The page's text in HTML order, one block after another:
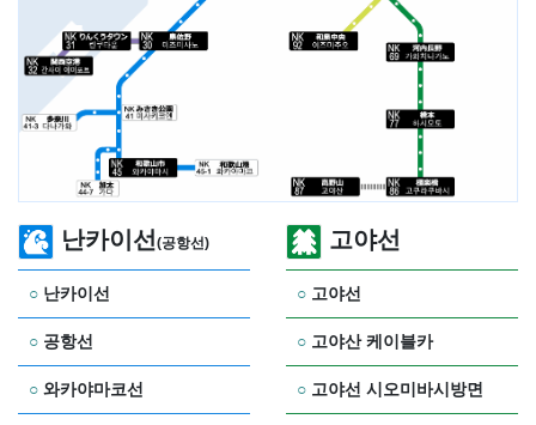
난카이선(공항선)
난카이선
공항선
와카야마코선
고야선
고야선
고야산 케이블카
고야선 시오미바시방면